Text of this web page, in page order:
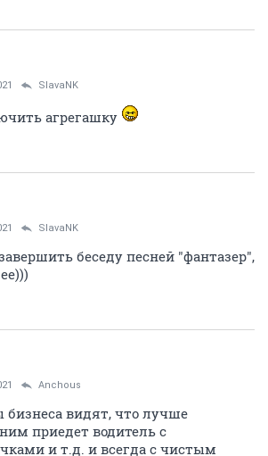
SlavaNK
агрегашку
SlavaNK
беседу песней "фантазер",
Anchous
бизнеса видят, что лучше
приедет водитель с
и т.д. и всегда с чистым